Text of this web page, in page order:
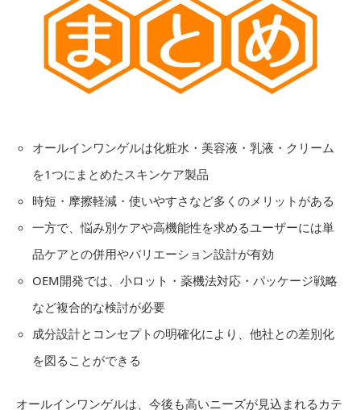
オールインワンゲルは化粧水・美容液・乳液・クリーム
を1つにまとめたスキンケア製品
時短・摩擦軽減・使いやすさなど多くのメリットがある
一方で、悩み別ケアや高機能性を求めるユーザーには単
品ケアとの併用やバリエーション設計が有効
OEM開発では、小ロット・薬機法対応・パッケージ戦略
など複合的な検討が必要
成分設計とコンセプトの明確化により、他社との差別化
を図ることができる
オールインワンゲルは、今後も高いニーズが見込まれるカテ